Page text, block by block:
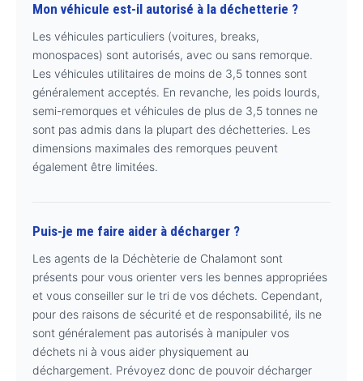
Mon véhicule est-il autorisé à la déchetterie ?
Les véhicules particuliers (voitures, breaks,
monospaces) sont autorisés, avec ou sans remorque.
Les véhicules utilitaires de moins de 3,5 tonnes sont
généralement acceptés. En revanche, les poids lourds,
semi-remorques et véhicules de plus de 3,5 tonnes ne
sont pas admis dans la plupart des déchetteries. Les
dimensions maximales des remorques peuvent
également être limitées.
Puis-je me faire aider à décharger ?
Les agents de la Déchèterie de Chalamont sont
présents pour vous orienter vers les bennes appropriées
et vous conseiller sur le tri de vos déchets. Cependant,
pour des raisons de sécurité et de responsabilité, ils ne
sont généralement pas autorisés à manipuler vos
déchets ni à vous aider physiquement au
déchargement. Prévoyez donc de pouvoir décharger